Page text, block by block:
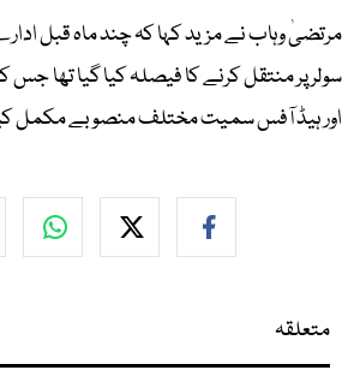
مرتضیٰ وہاب نے مزید کہا کہ چند ماہ قبل
سولر پر منتقل کرنے کا فیصلہ کیا گیا تھا
اور ہیڈ آفس سمیت مختلف منصوبے مکمل
متعلقہ